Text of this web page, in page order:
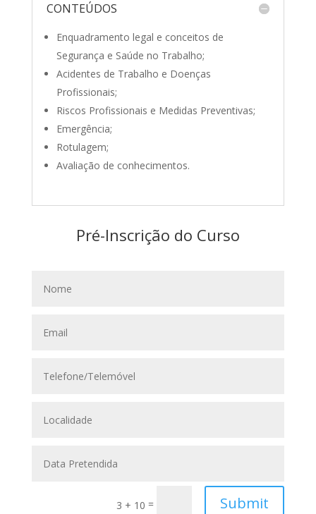
CONTEÚDOS
Enquadramento legal e conceitos de
Segurança e Saúde no Trabalho;
Acidentes de Trabalho e Doenças
Profissionais;
Riscos Profissionais e Medidas Preventivas;
Emergência;
Rotulagem;
Avaliação de conhecimentos.
Pré-Inscrição do Curso
3 + 10 = Submit